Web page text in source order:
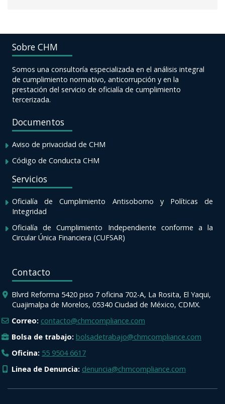
Sobre CHM
Somos una consultoría especializada en el análisis integral
de cumplimiento normativo, anticorrupción y en la
prestación del servicio de oficialía de cumplimiento
tercerizada.
Documentos
Aviso de privacidad de CHM
Código de Conducta CHM
Servicios
Oficialía de Cumplimiento Antisoborno y Políticas de
Integridad
Oficialía de Cumplimiento Independiente conforme a la
Circular Única Financiera (CUFSAR)
Contacto
Blvrd Reforma 5420 piso 7 oficina 702-A, La Rosita, El Yaqui,
Cuajimalpa de Morelos, 05340 Ciudad de México, CDMX.
Correo: contacto@chmcompliance.com
Bolsa de trabajo: bolsadetrabajo@chmcompliance.com
Oficina: 55 9504 6617
Linea de Denuncia: denuncia@chmcompliance.com